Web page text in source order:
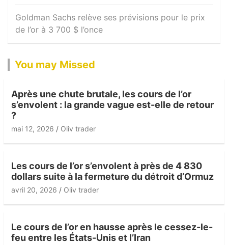
Goldman Sachs relève ses prévisions pour le prix
de l’or à 3 700 $ l’once
You may Missed
Après une chute brutale, les cours de l’or
s’envolent : la grande vague est-elle de retour
?
mai 12, 2026 Oliv trader
Les cours de l’or s’envolent à près de 4 830
dollars suite à la fermeture du détroit d’Ormuz
avril 20, 2026 Oliv trader
Le cours de l’or en hausse après le cessez-le-
feu entre les États-Unis et l’Iran